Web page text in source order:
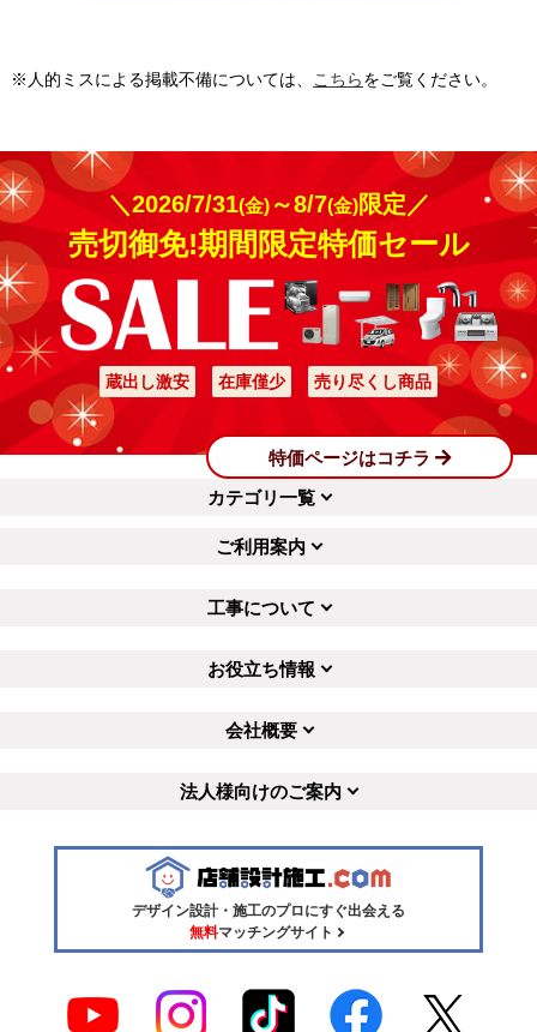
※人的ミスによる掲載不備については、 こちらをご覧ください。
＼2026/7/31(金)～8/7(金)限定／
売切御免!期間限定特価セール
蔵出し激安 在庫僅少 売り尽くし商品
特価ページはコチラ
カテゴリ一覧
ご利用案内
工事について
お役立ち情報
会社概要
法人様向けのご案内
デザイン設計・施工のプロにすぐ出会える
無料マッチングサイト